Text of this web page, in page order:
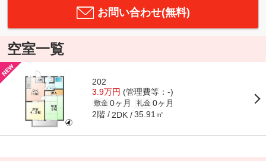
お問い合わせ(無料)
空室一覧
202
3.9万円 (管理費等：-)
敷金 0ヶ月 礼金 0ヶ月
2階 2DK 35.91㎡